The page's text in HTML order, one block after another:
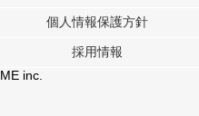
トナーに提供しています。
パートナーに提供した他の情報や、
したときに収集した他の情報を組み
個人情報保護方針
採用情報
inc.